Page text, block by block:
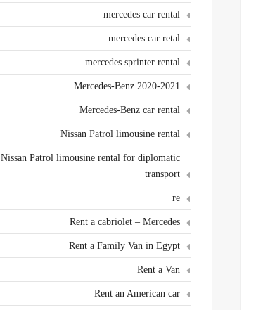
mercedes car rental
mercedes car retal
mercedes sprinter rental
Mercedes-Benz 2020-2021
Mercedes-Benz car rental
Nissan Patrol limousine rental
Nissan Patrol limousine rental for diplomatic
transport
re
Rent a cabriolet – Mercedes
Rent a Family Van in Egypt
Rent a Van
Rent an American car